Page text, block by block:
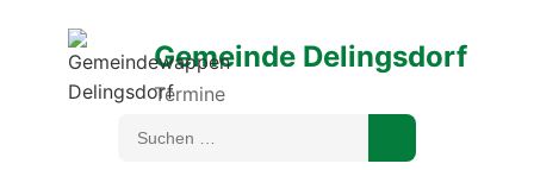
Gemeinde Delingsdorf
Termine